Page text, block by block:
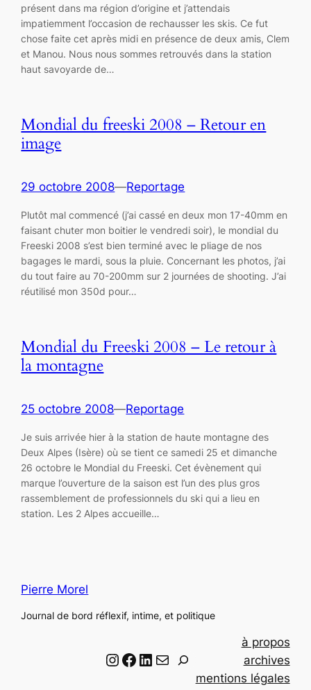
présent dans ma région d’origine et j’attendais
impatiemment l’occasion de rechausser les skis. Ce fut
chose faite cet après midi en présence de deux amis, Clem
et Manou. Nous nous sommes retrouvés dans la station
haut savoyarde de…
Mondial du freeski 2008 – Retour en
image
29 octobre 2008—Reportage
Plutôt mal commencé (j’ai cassé en deux mon 17-40mm en
faisant chuter mon boitier le vendredi soir), le mondial du
Freeski 2008 s’est bien terminé avec le pliage de nos
bagages le mardi, sous la pluie. Concernant les photos, j’ai
du tout faire au 70-200mm sur 2 journées de shooting. J’ai
réutilisé mon 350d pour…
Mondial du Freeski 2008 – Le retour à
la montagne
25 octobre 2008—Reportage
Je suis arrivée hier à la station de haute montagne des
Deux Alpes (Isère) où se tient ce samedi 25 et dimanche
26 octobre le Mondial du Freeski. Cet évènement qui
marque l’ouverture de la saison est l’un des plus gros
rassemblement de professionnels du ski qui a lieu en
station. Les 2 Alpes accueille…
Pierre Morel
Journal de bord réflexif, intime, et politique
Instagram Facebook LinkedIn Email
à propos
archives
mentions légales